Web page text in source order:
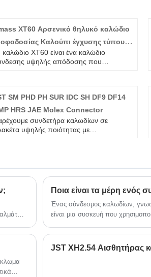
XT60 Αρσενικό θηλυκό καλώδιο
Καλούπι έγχυσης τύπου
σιλικόνης για FVP UAV RC
φόρτισης μπαταρίας
καλώδιο XT60 είναι ένα καλώδιο
υψηλής απόδοσης που
SM PHD PH SUR IDC SH DF9 DF14
HRS JAE Molex Connector
συνδετήρα καλωδίων σε
υψηλής ποιότητας με
το μεγαλύτερο μέρος της
της Ασίας, της Ευρώπης και της
Αναμένουμε να γίνουμε
συνεργάτης σας στην
Ποια είναι τα μέρη ενός
Ένας σύνδεσμος καλωδίων,
είναι μια συσκευή που